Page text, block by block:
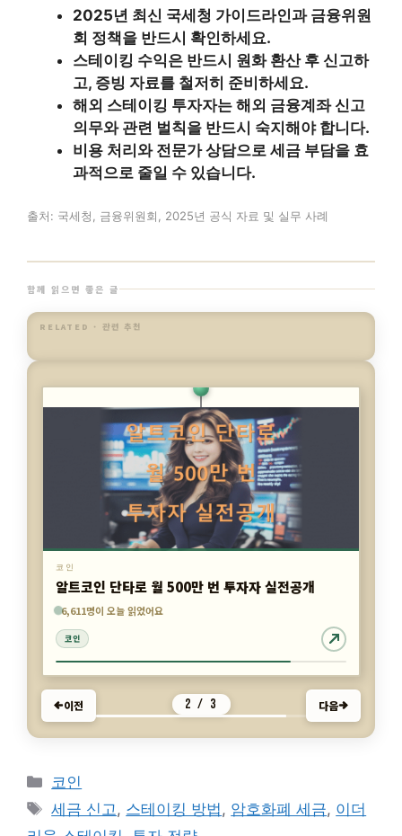
2025년 최신 국세청 가이드라인과 금융위원
회 정책을 반드시 확인하세요.
스테이킹 수익은 반드시 원화 환산 후 신고하
고, 증빙 자료를 철저히 준비하세요.
해외 스테이킹 투자자는 해외 금융계좌 신고
의무와 관련 벌칙을 반드시 숙지해야 합니다.
비용 처리와 전문가 상담으로 세금 부담을 효
과적으로 줄일 수 있습니다.
출처: 국세청, 금융위원회, 2025년 공식 자료 및 실무 사례
함께 읽으면 좋은 글
RELATED · 관련 추천
5,819명이 오늘 읽었어요
6,611명이 오늘 읽었어요
코인
NFT로 월 100만원 버는 현실적인 방법
7,743명이 오늘 읽었어요
코인
이전 3 / 3 다음
카
테
고
코인
태
그
세금 신고 , 스테이킹 방법 , 암호화폐 세금, 이더